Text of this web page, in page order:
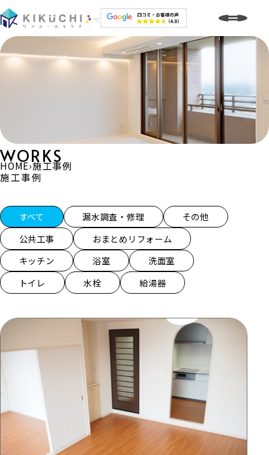
WORKS
施工事例
HOME›施工事例
施工事例一覧
すべて 漏水調査・修理
その他
公共工事
おまとめリフォーム
キッチン
浴室
洗面室
トイレ
水栓 給湯器